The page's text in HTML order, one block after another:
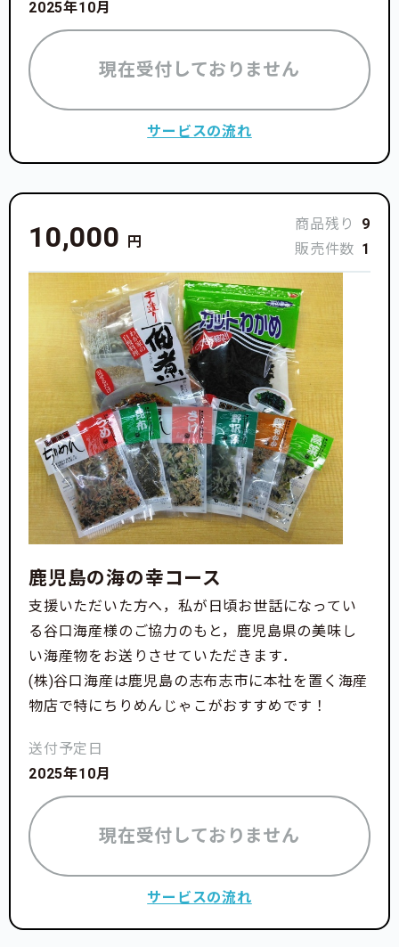
2025年10月
現在受付しておりません
サービスの流れ
10,000 円
商品残り
9
販売件数 1
鹿児島の海の幸コース
支援いただいた方へ，私が日頃お世話になってい
る谷口海産様のご協力のもと，鹿児島県の美味し
い海産物をお送りさせていただきます．
(株)谷口海産は鹿児島の志布志市に本社を置く海産
物店で特にちりめんじゃこがおすすめです！
送付予定日
2025年10月
現在受付しておりません
サービスの流れ